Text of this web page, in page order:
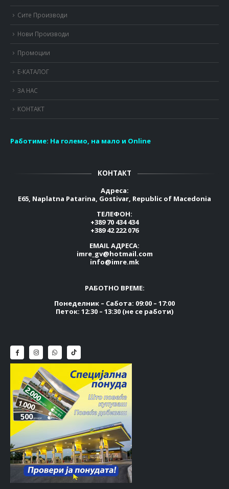
Сите Производи
Нови Производи
Промоции
Е-КАТАЛОГ
ЗА НАС
КОНТАКТ
Работиме: На големо, на мало и Online
КОНТАКТ
Адреса:
E65, Naplatna Patarina, Gostivar, Republic of Macedonia
ТЕЛЕФОН:
+389 70 434 434
+389 42 222 076
EMAIL АДРЕСА:
imre_gv@hotmail.com
info@imre.mk
РАБОТНО ВРЕМЕ:
Понеделник – Сабота: 09:00 – 17:00
Петок: 12:30 – 13:30 (не се работи)